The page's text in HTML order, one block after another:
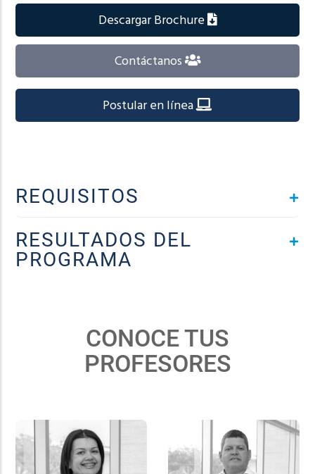
Descargar Brochure
Contáctanos
Postular en línea
REQUISITOS
RESULTADOS DEL
PROGRAMA
CONOCE TUS
PROFESORES